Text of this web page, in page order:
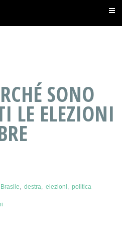
SONO
LE ELEZIONI
Brasile ,destra ,elezioni ,politica